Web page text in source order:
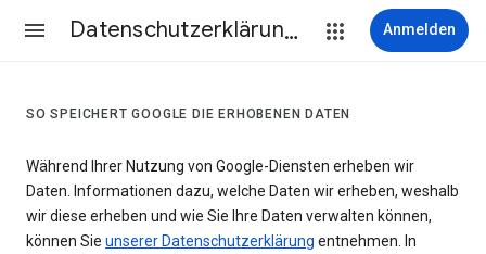
Datenschutzerklärung & Nutzungsbedingungen Anmelden
SO SPEICHERT GOOGLE DIE ERHOBENEN DATEN
Während Ihrer Nutzung von Google-Diensten erheben wir
Daten. Informationen dazu, welche Daten wir erheben, weshalb
wir diese erheben und wie Sie Ihre Daten verwalten können,
können Sie unserer Datenschutzerklärung entnehmen. In